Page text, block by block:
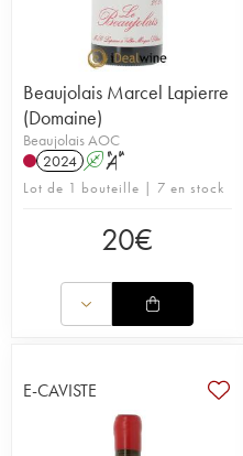
Beaujolais Marcel Lapierre
(Domaine)
Beaujolais AOC
2024 A S
Lot de 1 bouteille | 7 en stock
20€
E-CAVISTE